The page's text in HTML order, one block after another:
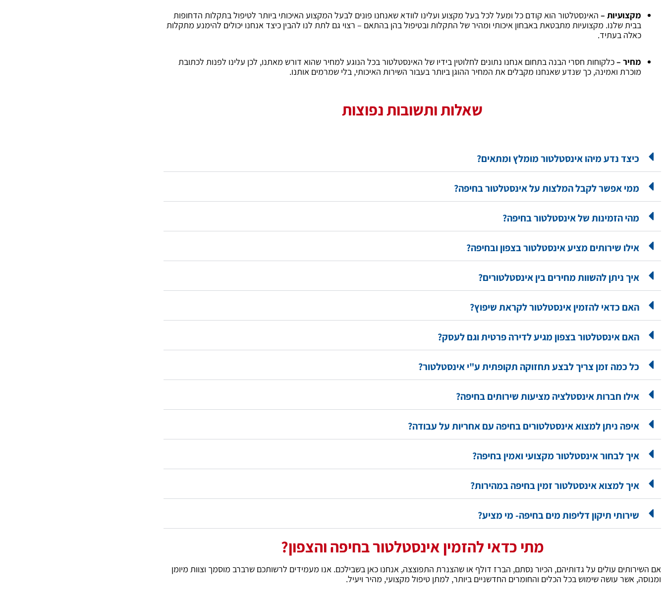
מקצועיות – האינסטלטור הוא קודם כל ומעל לכל בעל מקצוע ועלינו לוודא שאנחנו פונים לבעל המקצוע האיכותי ביותר לטיפול בתקלות הדחופות
בבית שלנו. מקצועיות מתבטאת באבחון איכותי ומהיר של התקלות ובטיפול בהן בהתאם – רצוי גם לתת לנו להבין כיצד אנחנו יכולים להימנע מתקלות
כאלה בעתיד.
מחיר –כלקוחות חסרי הבנה בתחום אנחנו נתונים לחלוטין בידיו של האינסטלטור בכל הנוגע למחיר שהוא דורש מאתנו, לכן עלינו לפנות לכתובת
מוכרת ואמינה, כך שנדע שאנחנו מקבלים את המחיר ההוגן ביותר בעבור השירות האיכותי, בלי שמרמים אותנו.
שאלות ותשובות נפוצות
כיצד נדע מיהו אינסטלטור מומלץ ומתאים?
ממי אפשר לקבל המלצות על אינסטלטור בחיפה?
מהי הזמינות של אינסטלטור בחיפה?
אילו שירותים מציע אינסטלטור בצפון ובחיפה?
איך ניתן להשוות מחירים בין אינסטלטורים?
האם כדאי להזמין אינסטלטור לקראת שיפוץ?
האם אינסטלטור בצפון מגיע לדירה פרטית וגם לעסק?
כל כמה זמן צריך לבצע תחזוקה תקופתית ע"י אינסטלטור?
אילו חברות אינסטלציה מציעות שירותים בחיפה?
איפה ניתן למצוא אינסטלטורים בחיפה עם אחריות על עבודה?
איך לבחור אינסטלטור מקצועי ואמין בחיפה?
איך למצוא אינסטלטור זמין בחיפה במהירות?
שירותי תיקון דליפות מים בחיפה- מי מציע?
מתי כדאי להזמין אינסטלטור בחיפה והצפון?
אם השירותים עולים על גדותיהם, הכיור נסתם, הברז דולף או שהצנרת התפוצצה, אנחנו כאן בשבילכם. אנו מעמידים לרשותכם שרברב מוסמך וצוות מיומן
ומנוסה, אשר עושה שימוש בכל הכלים והחומרים החדשניים ביותר, למתן טיפול מקצועי, מהיר ויעיל.